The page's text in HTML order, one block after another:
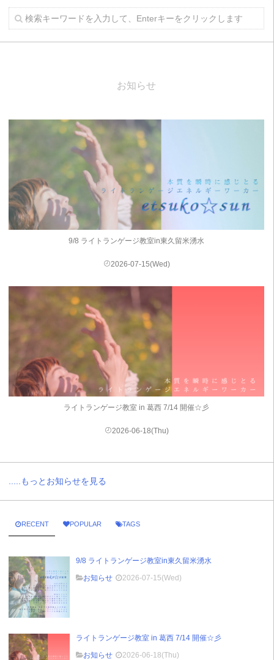
お知らせ
9/8 ライトランゲージ教室in東久留米湧水
2026-07-15(Wed)
ライトランゲージ教室 in 葛西 7/14 開催☆彡
2026-06-18(Thu)
.....もっとお知らせを見る
RECENT POPULAR TAGS
9/8 ライトランゲージ教室in東久留米湧水
お知らせ
2026-07-15(Wed)
ライトランゲージ教室 in 葛西 7/14 開催☆彡
お知らせ
2026-06-18(Thu)